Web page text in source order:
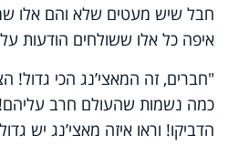
חבל שיש מעטים שלא והם אלו
איפה כל אלו ששולחים הודעות
"חברים, זה המאצי’נג הכי
כמה נשמות שהעולם חרב
הדביקו! וראו איזה מאצי’נג יש